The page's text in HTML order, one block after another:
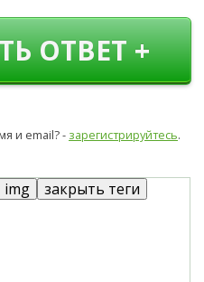
ОТВЕТ +
и email? - зарегистрируйтесь.